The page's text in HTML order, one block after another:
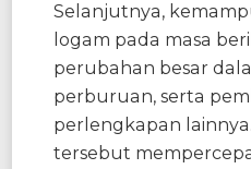
Selanjutnya,
logam pada masa
perubahan besar
perburuan, serta
perlengkapan
tersebut